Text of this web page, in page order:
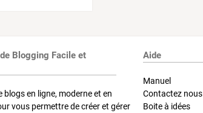
Blogging Facile et
en ligne, moderne et en
vous permettre de créer et gérer
Aide
Manuel
Contactez nous
Boite à idées